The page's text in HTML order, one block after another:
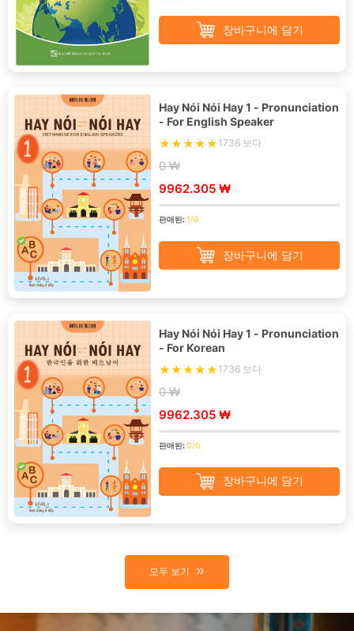
장바구니에 담기
Hay Nói Nói Hay 1 - Pronunciation
- For English Speaker
1736 보다
0 ₩
9962.305 ₩
판매된:1/0
장바구니에 담기
Hay Nói Nói Hay 1 - Pronunciation
- For Korean
1736 보다
0 ₩
9962.305 ₩
판매된:0/0
장바구니에 담기
모두 보기